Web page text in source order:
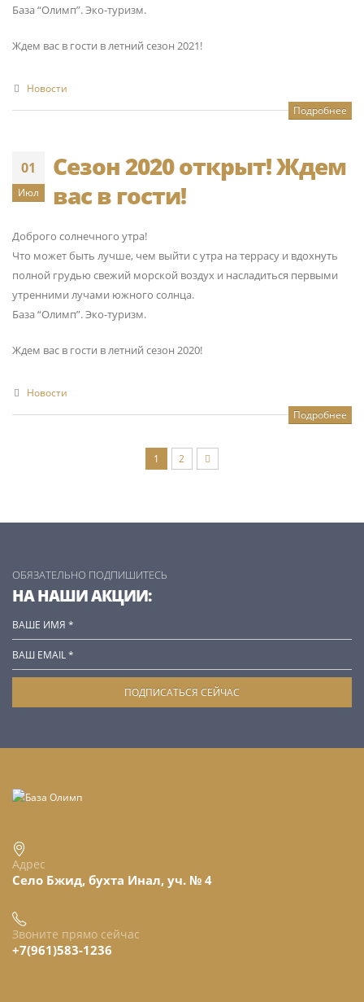
База “Олимп”. Эко-туризм.
Ждем вас в гости в летний сезон 2021!
Новости
Подробнее
01
Июл
Сезон 2020 открыт! Ждем
вас в гости!
Доброго солнечного утра!
Что может быть лучше, чем выйти с утра на террасу и вдохнуть
полной грудью свежий морской воздух и насладиться первыми
утренними лучами южного солнца.
База “Олимп”. Эко-туризм.
Ждем вас в гости в летний сезон 2020!
Новости
Подробнее
1 2
ОБЯЗАТЕЛЬНО ПОДПИШИТЕСЬ
НА НАШИ АКЦИИ:
Адрес
Село Бжид, бухта Инал, уч. № 4
Звоните прямо сейчас
+7(961)583-1236